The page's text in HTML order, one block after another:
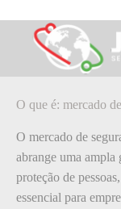
para
conteúdoO que é:
O que é: mercado
O mercado de
abrange uma ampla
proteção de
essencial para